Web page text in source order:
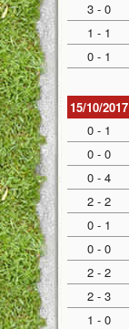
3 - 0
1 - 1
0 - 1
15/10/2017
0 - 1
0 - 0
0 - 4
2 - 2
0 - 1
0 - 0
2 - 2
2 - 3
1 - 0